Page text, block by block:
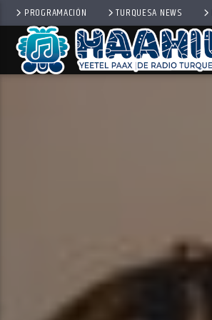
PROGRAMACIÓN TURQUESA NEWS